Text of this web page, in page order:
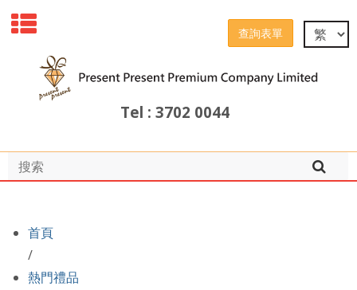
查詢表單
Tel : 3702 0044
首頁
/
熱門禮品